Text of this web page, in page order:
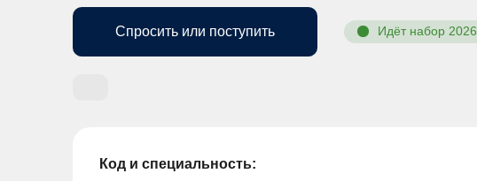
Спросить или поступить Идёт набор 2026
Код и специальность: